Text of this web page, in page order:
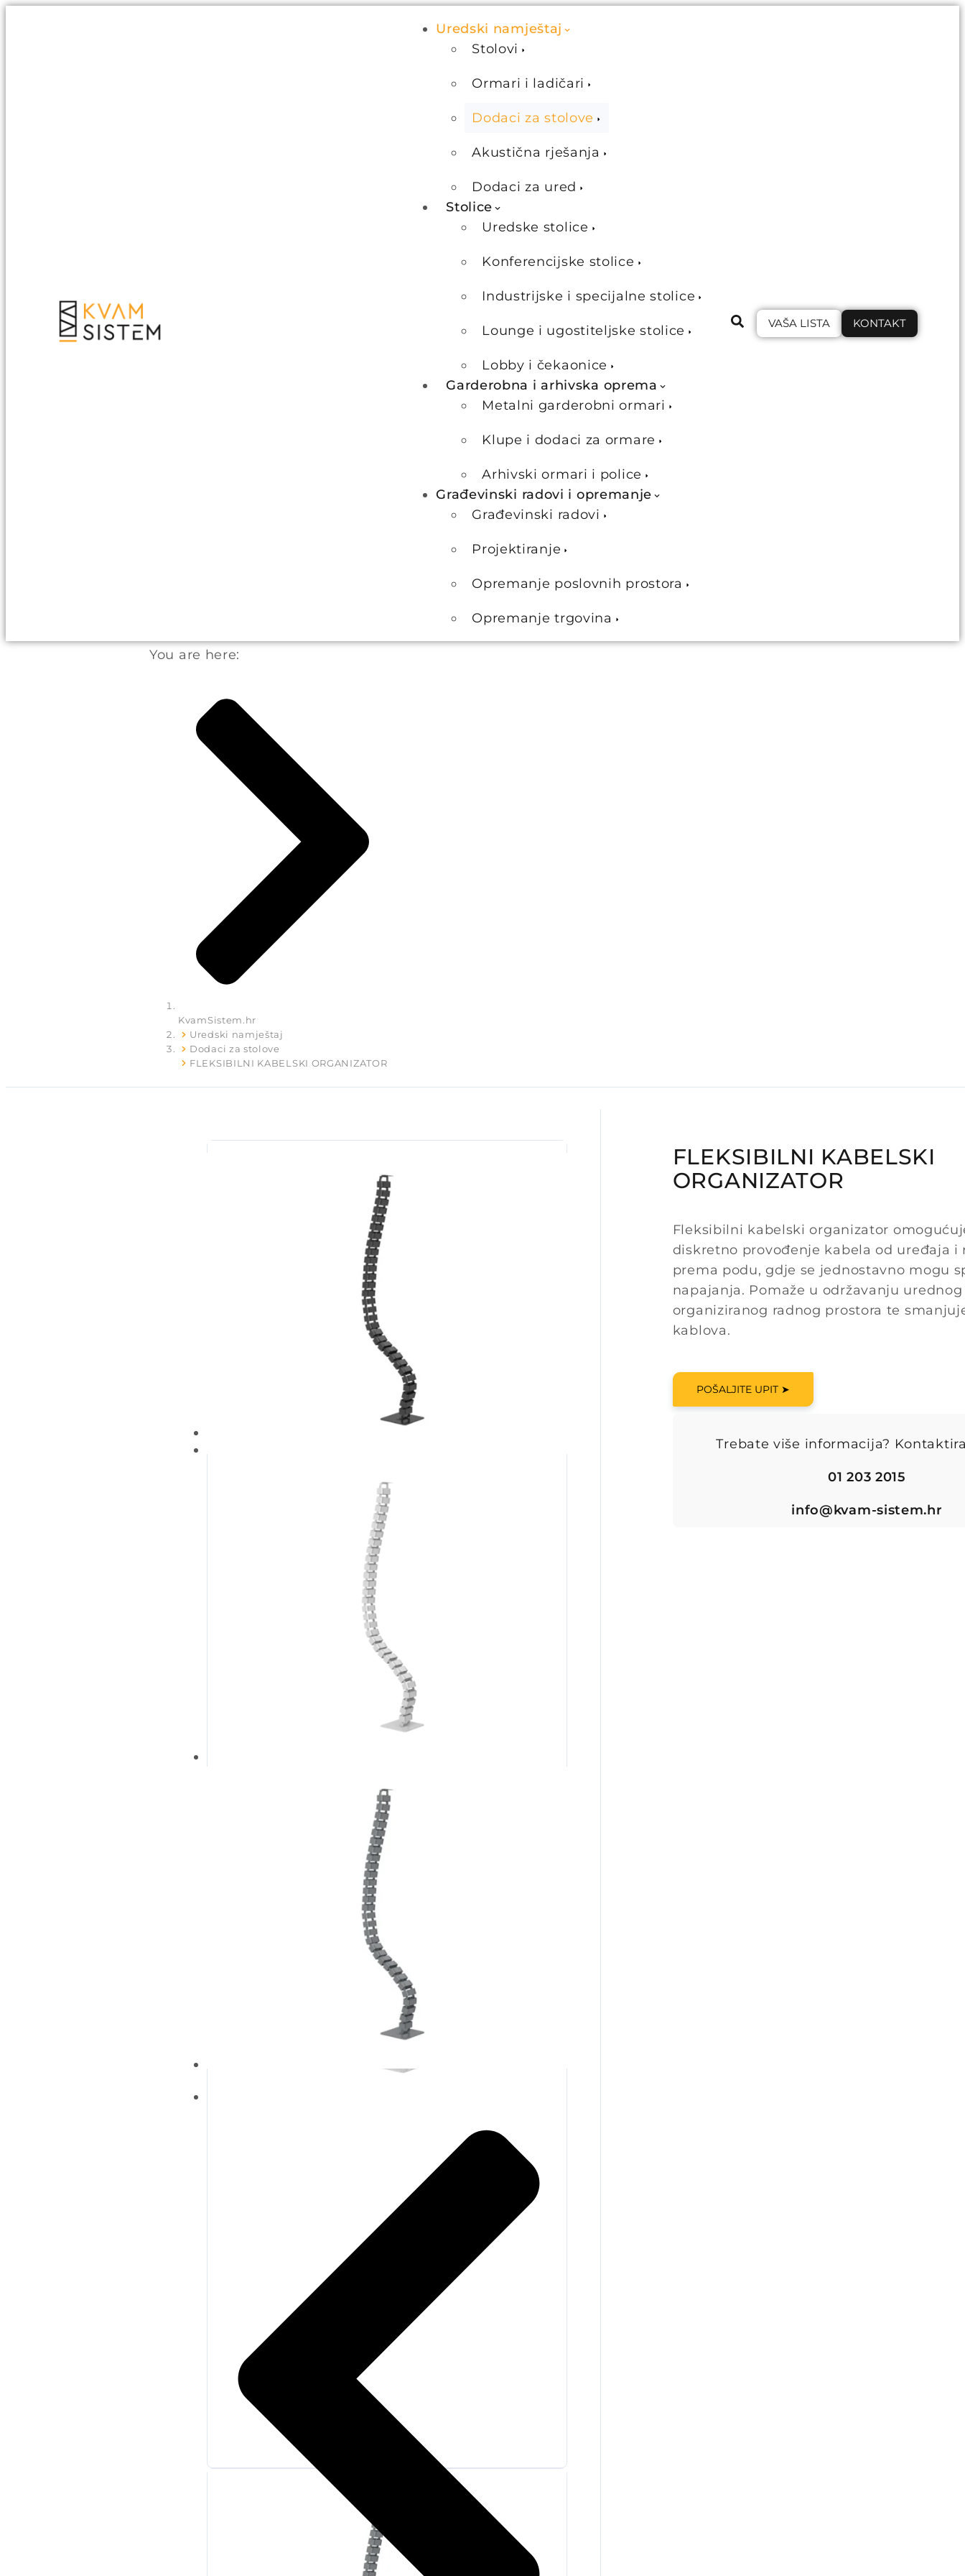
Uredski namještaj
Stolovi
Ormari i ladičari
Dodaci za stolove
Akustična rješanja
Dodaci za ured
Stolice
Uredske stolice
Konferencijske stolice
Industrijske i specijalne stolice
Lounge i ugostiteljske stolice
Lobby i čekaonice
Garderobna i arhivska oprema
Metalni garderobni ormari
Klupe i dodaci za ormare
Arhivski ormari i police
Građevinski radovi i opremanje
Građevinski radovi
Projektiranje
Opremanje poslovnih prostora
Opremanje trgovina
VAŠA LISTA KONTAKT
You are here:
KvamSistem.hr
Uredski namještaj
Dodaci za stolove
FLEKSIBILNI KABELSKI ORGANIZATOR
FLEKSIBILNI KABELSKI
ORGANIZATOR
Fleksibilni kabelski organizator
diskretno provođenje kabela od uređaja i
prema podu, gdje se jednostavno mogu
napajanja. Pomaže u održavanju
organiziranog radnog prostora te
kablova.
POŠALJITE UPIT ➤
Trebate više informacija?
01 203 2015
info@kvam-sistem.hr